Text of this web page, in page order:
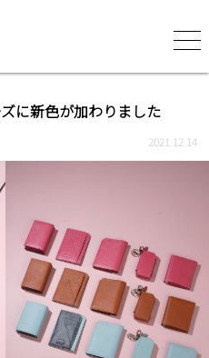
に新色が加わりました
2021.12.14